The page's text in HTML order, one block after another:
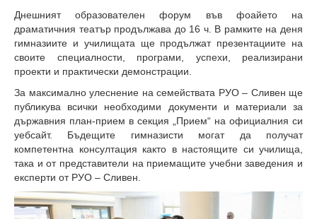
Днешният образователен форум във фоайето на
драматичния театър продължава до 16 ч. В рамките на деня
гимназиите и училищата ще продължат презентациите на
своите специалности, програми, успехи, реализирани
проекти и практически демонстрации.
За максимално улеснение на семействата РУО – Сливен ще
публикува всички необходими документи и материали за
държавния план-прием в секция „Прием“ на официалния си
уебсайт. Бъдещите гимназисти могат да получат
компетентна консултация както в настоящите си училища,
така и от представители на приемащите учебни заведения и
експерти от РУО – Сливен.